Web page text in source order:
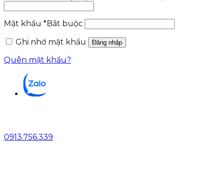
Mật khẩu *Bắt buộc
Ghi nhớ mật khẩu
Đăng nhập
Quên mật khẩu?
0913.756.339